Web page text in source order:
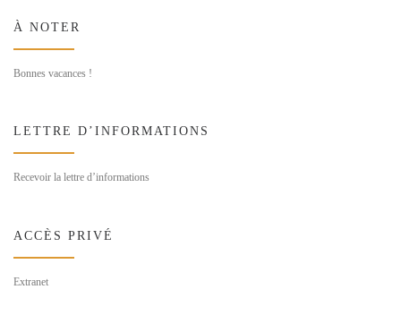
À NOTER
Bonnes vacances !
LETTRE D’INFORMATIONS
Recevoir la lettre d’informations
ACCÈS PRIVÉ
Extranet